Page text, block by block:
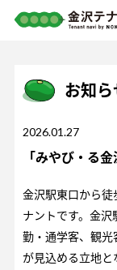
お知ら
2026.01.27
「みやび・る
金沢駅東口から
ナントです。金
勤・通学客、観光
が見込める立地と